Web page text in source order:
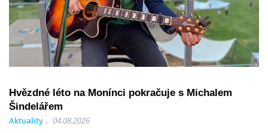
Hvězdné léto na Monínci pokračuje s Michalem
Šindelářem
Aktuality 04.08.2026